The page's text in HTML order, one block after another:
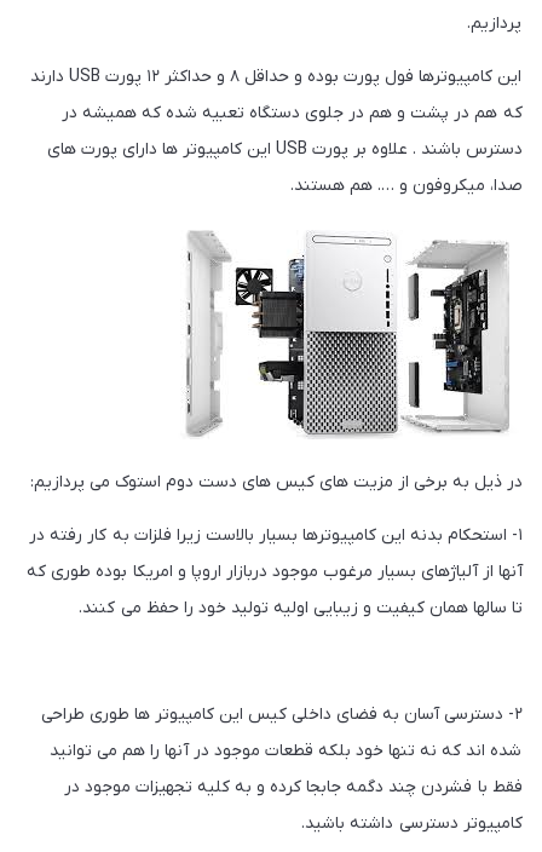
پردازیم.
این کامپیوترها فول پورت بوده و حداقل ۸ و حداکثر ۱۲ پورت USB دارند
که هم در پشت و هم در جلوی دستگاه تعبیه شده که همیشه در
دسترس باشند . علاوه بر پورت USB این کامپیوتر ها دارای پورت های
صدا، میکروفون و …. هم هستند.
در ذیل به برخی از مزیت های کیس های دست دوم استوک می پردازیم:
۱- استحکام بدنه این کامپیوترها بسیار بالاست زیرا فلزات به کار رفته در
آنها از آلیاژهای بسیار مرغوب موجود دربازار اروپا و امریکا بوده طوری که
تا سالها همان کیفیت و زیبایی اولیه تولید خود را حفظ می کنند.
۲- دسترسی آسان به فضای داخلی کیس این کامپیوتر ها طوری طراحی
شده اند که نه تنها خود بلکه قطعات موجود در آنها را هم می توانید
فقط با فشردن چند دگمه جابجا کرده و به کلیه تجهیزات موجود در
کامپیوتر دسترسی داشته باشید.